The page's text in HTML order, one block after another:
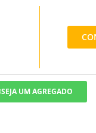
SEJA UM AGREGADO